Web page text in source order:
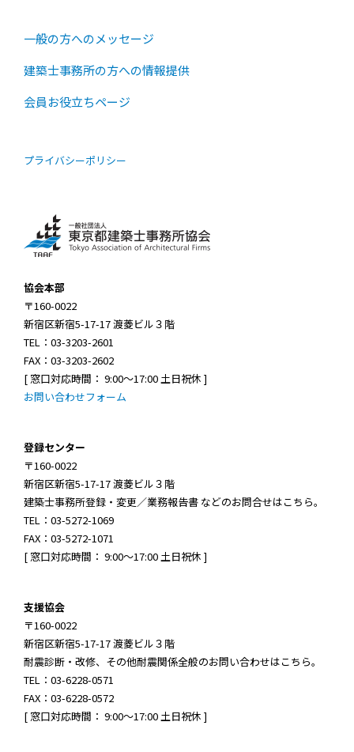
協会本部
〒160-0022
新宿区新宿5-17-17 渡菱ビル３階
TEL：03-3203-2601
FAX：03-3203-2602
[ 窓口対応時間： 9:00～17:00 土日祝休 ]
お問い合わせフォーム
登録センター
〒160-0022
新宿区新宿5-17-17 渡菱ビル３階
建築士事務所登録・変更／業務報告書 などのお問合せはこちら。
TEL：03-5272-1069
FAX：03-5272-1071
[ 窓口対応時間： 9:00～17:00 土日祝休 ]
支援協会
〒160-0022
新宿区新宿5-17-17 渡菱ビル３階
耐震診断・改修、その他耐震関係全般のお問い合わせはこちら。
TEL：03-6228-0571
FAX：03-6228-0572
[ 窓口対応時間： 9:00～17:00 土日祝休 ]
一般の方へのメッセージ
建築士事務所の方への情報提供
会員お役立ちページ
プライバシーポリシー